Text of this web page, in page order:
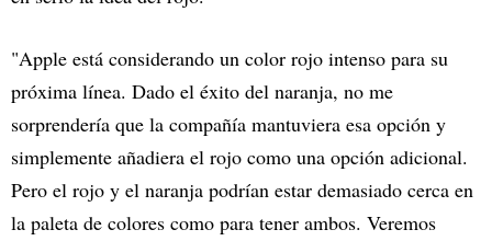
"Apple está considerando un color rojo intenso para su
próxima línea. Dado el éxito del naranja, no me
sorprendería que la compañía mantuviera esa opción y
simplemente añadiera el rojo como una opción adicional.
Pero el rojo y el naranja podrían estar demasiado cerca en
la paleta de colores como para tener ambos. Veremos